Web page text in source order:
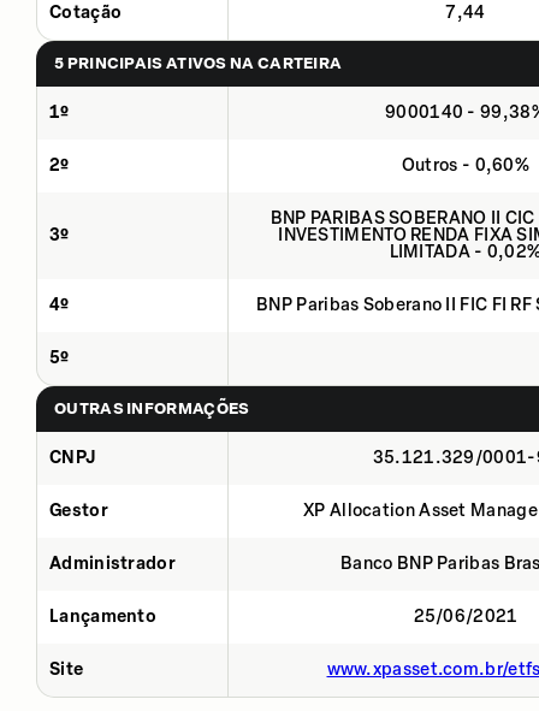
Cotação 7,44
5 PRINCIPAIS ATIVOS NA CARTEIRA
1º 9000140 -
2º Outros - 0,60%
3º
BNP PARIBAS SOBERANO II
INVESTIMENTO RENDA FIXA
LIMITADA -
4º BNP Paribas Soberano II FIC FI
5º
OUTRAS INFORMAÇÕES
CNPJ 35.121.329/0001-
Gestor XP Allocation Asset
Administrador Banco BNP Paribas
Lançamento 25/06/2021
Site www.xpasset.com.br/